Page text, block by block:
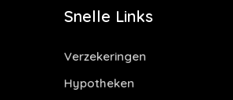
Snelle Links
Verzekeringen
Hypotheken